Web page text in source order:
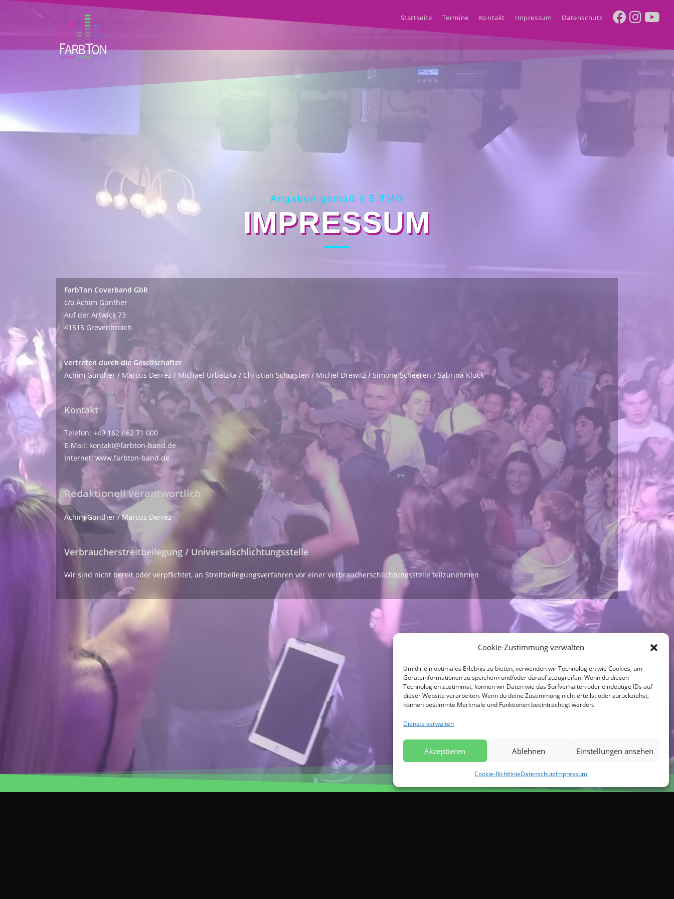
Cookie-Zustimmung verwalten
Um dir ein optimales Erlebnis zu bieten, verwenden wir Technologien wie Cookies, um
Geräteinformationen zu speichern und/oder darauf zuzugreifen. Wenn du diesen
Technologien zustimmst, können wir Daten wie das Surfverhalten oder eindeutige IDs auf
dieser Website verarbeiten. Wenn du deine Zustimmung nicht erteilst oder zurückziehst,
können bestimmte Merkmale und Funktionen beeinträchtigt werden.
Dienste verwalten
Akzeptieren Ablehnen Einstellungen ansehen
Cookie-RichtlinieDatenschutzImpressum
Startseite Termine Kontakt Impressum Datenschutz
Angaben gemäß § 5 TMG
IMPRESSUM
FarbTon Coverband GbR
c/o Achim Günther
Auf der Artwick 73
41515 Grevenbroich
vertreten durch die Gesellschafter
Achim Günther / Marcus Derrez / Michael Urbatzka / Christian Schorsten / Michel Drewitz / Simone Scheeren / Sabrina Kluck
Kontakt
Telefon: +49 162 / 62 71 000
E-Mail: kontakt@farbton-band.de
Internet: www.farbton-band.de
Redaktionell verantwortlich
Achim Günther / Marcus Derrez
Verbraucher­streit­beilegung / Universal­schlichtungs­stelle
Wir sind nicht bereit oder verpflichtet, an Streitbeilegungsverfahren vor einer Verbraucherschlichtungsstelle teilzunehmen